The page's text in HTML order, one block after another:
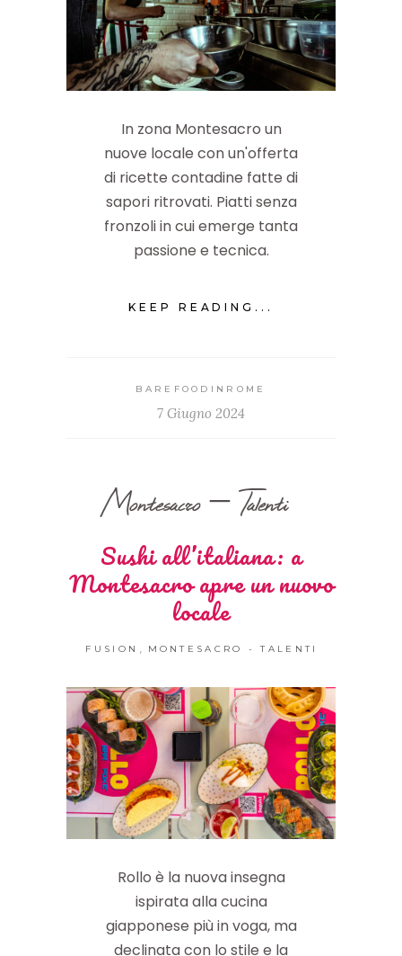
In zona Montesacro un
nuove locale con un'offerta
di ricette contadine fatte di
sapori ritrovati. Piatti senza
fronzoli in cui emerge tanta
passione e tecnica.
KEEP READING...
BAREFOODINROME
7 Giugno 2024
Montesacro – Talenti
Sushi all’italiana: a
Montesacro apre un nuovo
locale
FUSION MONTESACRO - TALENTI
Rollo è la nuova insegna
ispirata alla cucina
giapponese più in voga, ma
declinata con lo stile e la